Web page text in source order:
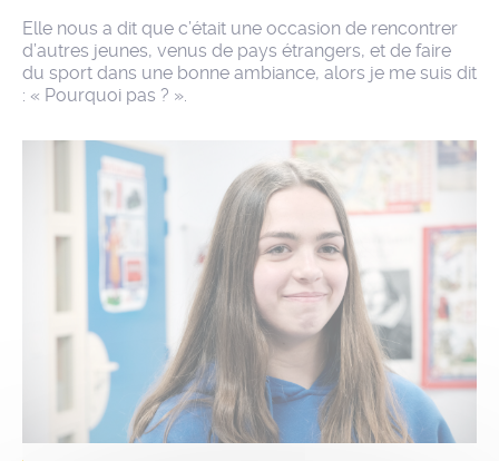
Elle nous a dit que c’était une occasion de rencontrer
d’autres jeunes, venus de pays étrangers, et de faire
du sport dans une bonne ambiance, alors je me suis dit
: « Pourquoi pas ? ».